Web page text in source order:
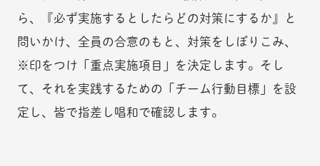
ら、『必ず実施するとしたらどの対策にするか』と
問いかけ、全員の合意のもと、対策をしぼりこみ、
※印をつけ「重点実施項目」を決定します。そし
て、それを実践するための「チーム行動目標」を設
定し、皆で指差し唱和で確認します。